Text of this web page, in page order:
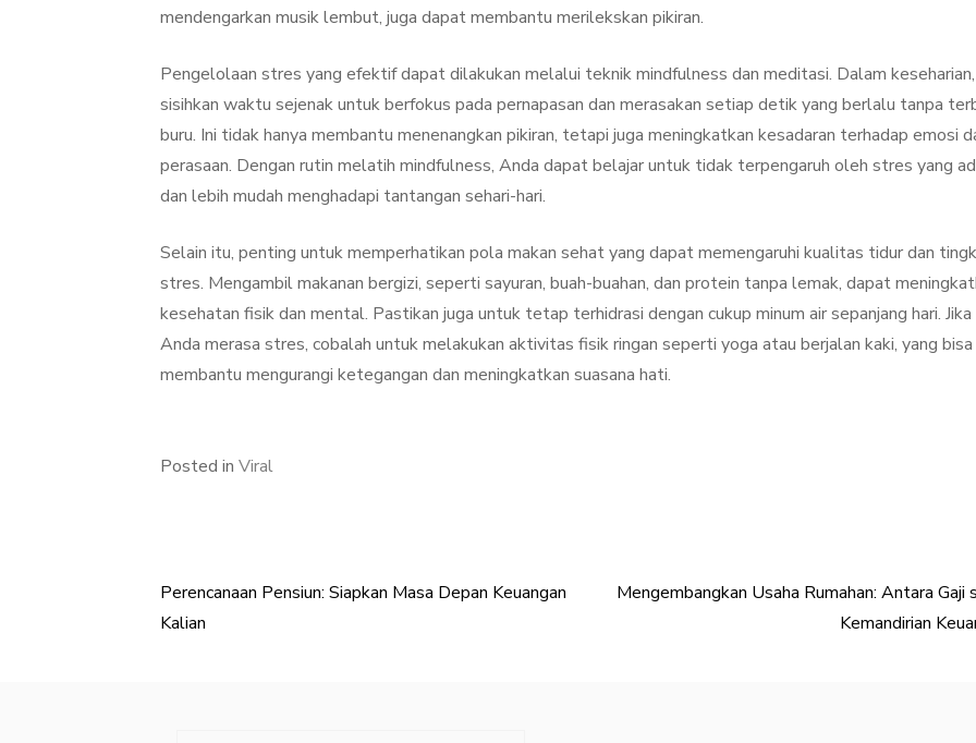
mendengarkan musik lembut, juga dapat membantu merilekskan pikiran.
Pengelolaan stres yang efektif dapat dilakukan melalui teknik mindfulness dan meditasi. Dalam keseharian,
sisihkan waktu sejenak untuk berfokus pada pernapasan dan merasakan setiap detik yang berlalu tanpa
buru. Ini tidak hanya membantu menenangkan pikiran, tetapi juga meningkatkan kesadaran terhadap emosi
perasaan. Dengan rutin melatih mindfulness, Anda dapat belajar untuk tidak terpengaruh oleh stres yang
dan lebih mudah menghadapi tantangan sehari-hari.
Selain itu, penting untuk memperhatikan pola makan sehat yang dapat memengaruhi kualitas tidur dan
stres. Mengambil makanan bergizi, seperti sayuran, buah-buahan, dan protein tanpa lemak, dapat
kesehatan fisik dan mental. Pastikan juga untuk tetap terhidrasi dengan cukup minum air sepanjang hari. Jika
Anda merasa stres, cobalah untuk melakukan aktivitas fisik ringan seperti yoga atau berjalan kaki, yang bisa
membantu mengurangi ketegangan dan meningkatkan suasana hati.
Posted in Viral
Post
Perencanaan Pensiun: Siapkan Masa Depan Keuangan
Kalian
Mengembangkan Usaha Rumahan: Antara Gaji
Kemandirian